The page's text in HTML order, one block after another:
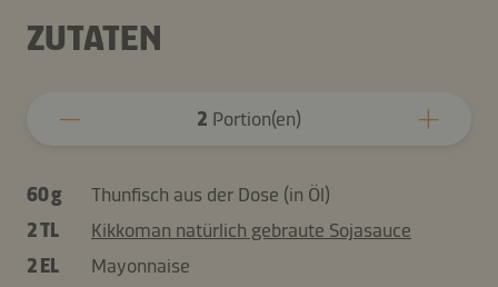
ZUTATEN
2 Portion(en)
60 g
Thunfisch aus der Dose (in Öl)
2 TL
Kikkoman natürlich gebraute Sojasauce
2 EL
Mayonnaise